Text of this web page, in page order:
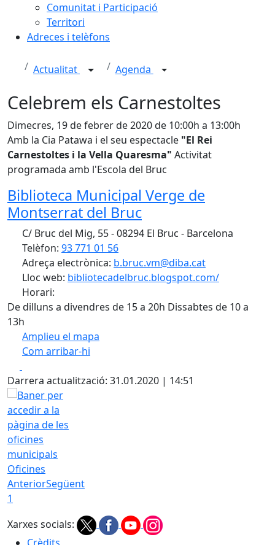
Comunitat i Participació
Territori
Adreces i telèfons
Actualitat Agenda
Celebrem els Carnestoltes
Dimecres, 19 de febrer de 2020 de 10:00h a 13:00h
Amb la Cia Patawa i el seu espectacle "El Rei
Carnestoltes i la Vella Quaresma" Activitat
programada amb l'Escola del Bruc
Biblioteca Municipal Verge de
Montserrat del Bruc
C/ Bruc del Mig, 55 - 08294 El Bruc - Barcelona
Telèfon: 93 771 01 56
Adreça electrònica: b.bruc.vm@diba.cat
Lloc web: bibliotecadelbruc.blogspot.com/
Horari:
De dilluns a divendres de 15 a 20h Dissabtes de 10 a
13h
Amplieu el mapa
Com arribar-hi
+
−
Darrera actualització: 31.01.2020 | 14:51
Oficines
AnteriorSegüent
1
Xarxes socials: